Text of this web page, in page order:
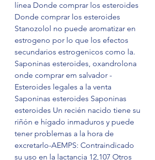
línea Donde comprar los esteroides
Donde comprar los esteroides
Stanozolol no puede aromatizar en
estrogeno por lo que los efectos
secundarios estrogenicos como la.
Saponinas esteroides, oxandrolona
onde comprar em salvador -
Esteroides legales a la venta
Saponinas esteroides Saponinas
esteroides Un recién nacido tiene su
riñón e hígado inmaduros y puede
tener problemas a la hora de
excretarlo-AEMPS: Contraindicado
su uso en la lactancia 12,107 Otros